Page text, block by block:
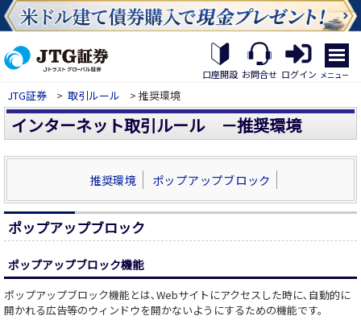
口座開設 お問合せ ログイン
繝｡
繝
九
繝
繧
帝
�
メニュー
JTG証券 > 取引ルール > 推奨環境
インターネット取引ルール －推奨環境
推奨環境 ポップアップブロック
ポップアップブロック
ポップアップブロック機能
ポップアップブロック機能とは､Webサイトにアクセスした時に､自動的に
開かれる広告等のウィンドウを開かないようにするための機能です。